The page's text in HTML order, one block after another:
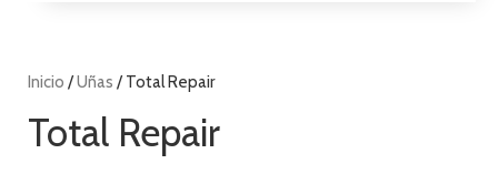
Inicio /Uñas / Total Repair
Total Repair